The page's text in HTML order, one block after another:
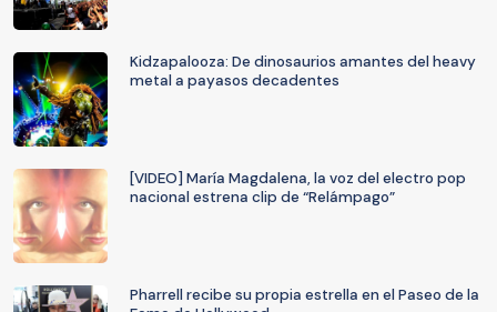
Kidzapalooza: De dinosaurios amantes del heavy
metal a payasos decadentes
[VIDEO] María Magdalena, la voz del electro pop
nacional estrena clip de “Relámpago”
Pharrell recibe su propia estrella en el Paseo de la